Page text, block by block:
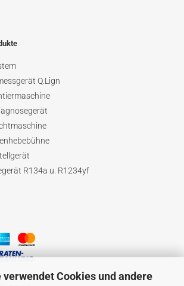
verwendet Cookies und andere
Q.Lign
e
R134a u. R1234yf